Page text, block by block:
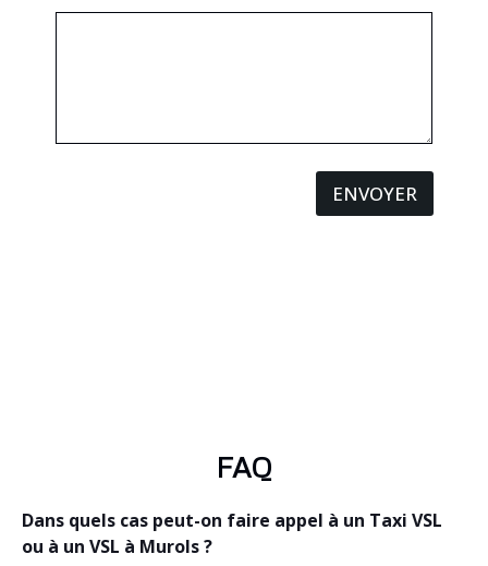
ENVOYER
FAQ
Dans quels cas peut-on faire appel à un Taxi VSL
ou à un VSL à Murols ?